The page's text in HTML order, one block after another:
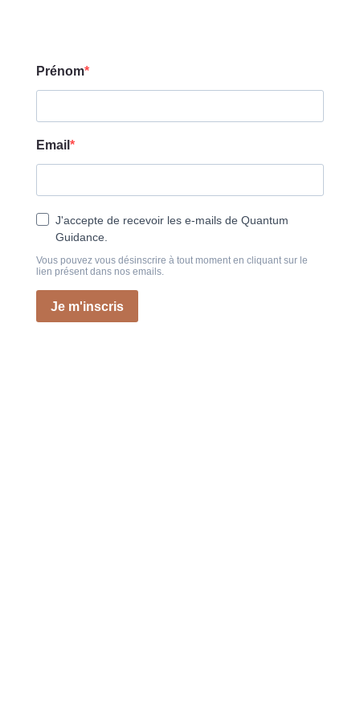
Prénom
Email
J'accepte de recevoir les e-mails de Quantum
Guidance.
Vous pouvez vous désinscrire à tout moment en cliquant sur le
lien présent dans nos emails.
Je m'inscris